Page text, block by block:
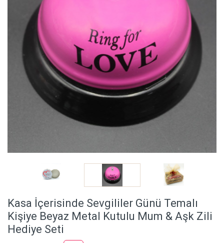
Kasa İçerisinde Sevgililer Günü Temalı
Kişiye Beyaz Metal Kutulu Mum & Aşk Zili
Hediye Seti